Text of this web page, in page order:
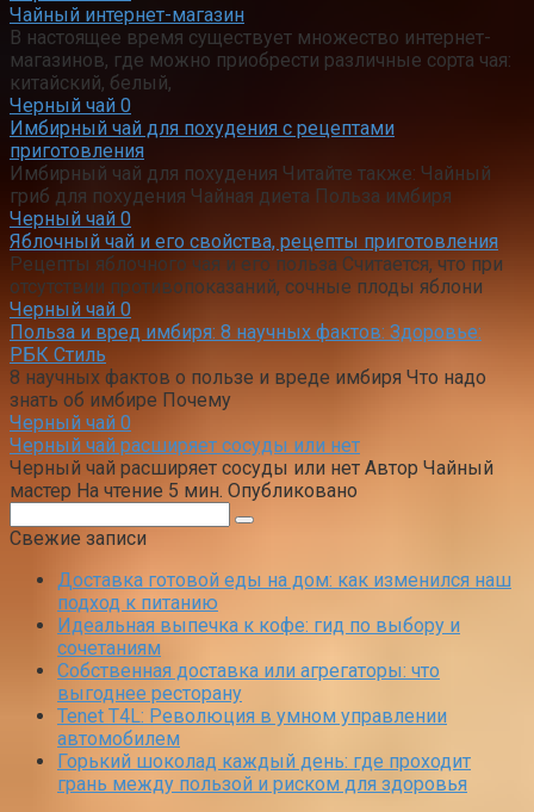
Чайный интернет-магазин
В настоящее время существует множество интернет-
магазинов, где можно приобрести различные сорта чая:
китайский, белый,
Черный чай 0
Имбирный чай для похудения с рецептами
приготовления
Имбирный чай для похудения Читайте также: Чайный
гриб для похудения Чайная диета Польза имбиря
Черный чай 0
Яблочный чай и его свойства, рецепты приготовления
Рецепты яблочного чая и его польза Считается, что при
отсутствии противопоказаний, сочные плоды яблони
Черный чай 0
Польза и вред имбиря: 8 научных фактов: Здоровье:
РБК Стиль
8 научных фактов о пользе и вреде имбиря Что надо
знать об имбире Почему
Черный чай 0
Черный чай расширяет сосуды или нет
Черный чай расширяет сосуды или нет Автор Чайный
мастер На чтение 5 мин. Опубликовано
Свежие записи
Доставка готовой еды на дом: как изменился наш
подход к питанию
Идеальная выпечка к кофе: гид по выбору и
сочетаниям
Собственная доставка или агрегаторы: что
выгоднее ресторану
Tenet T4L: Революция в умном управлении
автомобилем
Горький шоколад каждый день: где проходит
грань между пользой и риском для здоровья